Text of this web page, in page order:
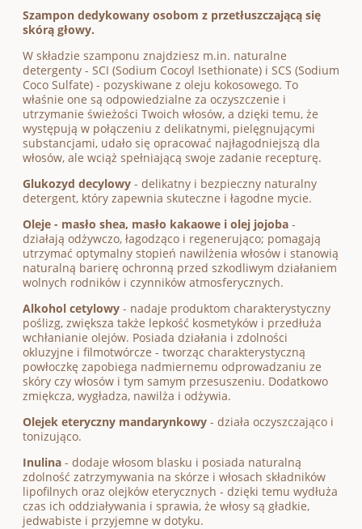
Szampon dedykowany osobom z przetłuszczającą się
skórą głowy.
W składzie szamponu znajdziesz m.in. naturalne
detergenty - SCI (Sodium Cocoyl Isethionate) i SCS (Sodium
Coco Sulfate) - pozyskiwane z oleju kokosowego. To
właśnie one są odpowiedzialne za oczyszczenie i
utrzymanie świeżości Twoich włosów, a dzięki temu, że
występują w połączeniu z delikatnymi, pielęgnującymi
substancjami, udało się opracować najłagodniejszą dla
włosów, ale wciąż spełniającą swoje zadanie recepturę.
Glukozyd decylowy - delikatny i bezpieczny naturalny
detergent, który zapewnia skuteczne i łagodne mycie.
Oleje - masło shea, masło kakaowe i olej jojoba -
działają odżywczo, łagodząco i regenerująco; pomagają
utrzymać optymalny stopień nawilżenia włosów i stanowią
naturalną barierę ochronną przed szkodliwym działaniem
wolnych rodników i czynników atmosferycznych.
Alkohol cetylowy - nadaje produktom charakterystyczny
poślizg, zwiększa także lepkość kosmetyków i przedłuża
wchłanianie olejów. Posiada działania i zdolności
okluzyjne i filmotwórcze - tworząc charakterystyczną
powłoczkę zapobiega nadmiernemu odprowadzaniu ze
skóry czy włosów i tym samym przesuszeniu. Dodatkowo
zmiękcza, wygładza, nawilża i odżywia.
Olejek eteryczny mandarynkowy - działa oczyszczająco i
tonizująco.
Inulina - dodaje włosom blasku i posiada naturalną
zdolność zatrzymywania na skórze i włosach składników
lipofilnych oraz olejków eterycznych - dzięki temu wydłuża
czas ich oddziaływania i sprawia, że włosy są gładkie,
jedwabiste i przyjemne w dotyku.